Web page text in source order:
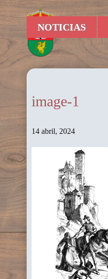
NOTICIAS
image-1
14 abril, 2024